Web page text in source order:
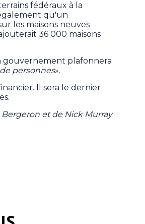
fédéraux à la
qu'un
les maisons neuves
36 000 maisons
gouvernement plafonnera
personnes».
Il sera le dernier
et de Nick Murray